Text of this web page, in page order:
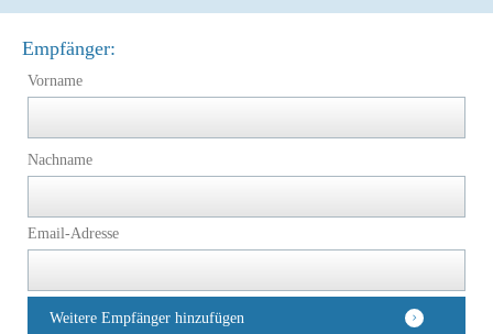
Empfänger:
Vorname
Nachname
Email-Adresse
Weitere Empfänger hinzufügen